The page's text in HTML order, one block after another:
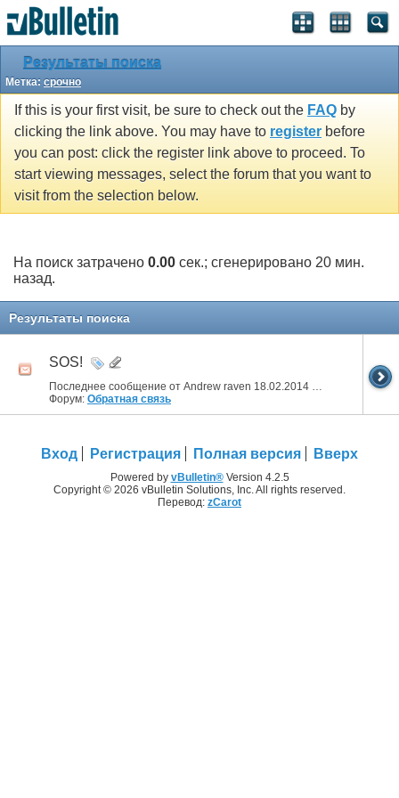
Результаты поиска
Метка: срочно
If this is your first visit, be sure to check out the FAQ by
clicking the link above. You may have to register before
you can post: click the register link above to proceed. To
start viewing messages, select the forum that you want to
visit from the selection below.
На поиск затрачено 0.00 сек.; сгенерировано 20 мин.
назад.
Результаты поиска
SOS!
Форум: Обратная связь
Вход Регистрация Полная версия Вверх
Powered by vBulletin®Version 4.2.5
Copyright © 2026 vBulletin Solutions, Inc. All rights reserved.
Перевод: zCarot